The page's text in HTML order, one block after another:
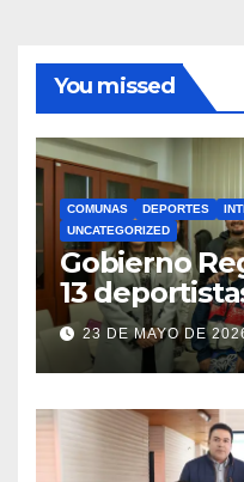
You missed
COMUNAS DEPORTES
UNCATEGORIZED
Gobierno
13
bandera
23 DE MAYO DE